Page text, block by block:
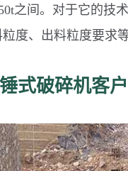
之间。对于它的技
度、出料粒度要求
式破碎机客